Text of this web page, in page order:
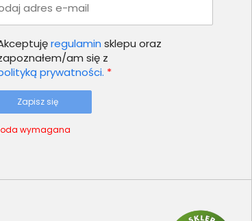
adres e-mail
regulamin sklepu oraz
am się z
prywatności. *
Zapisz się
wymagana